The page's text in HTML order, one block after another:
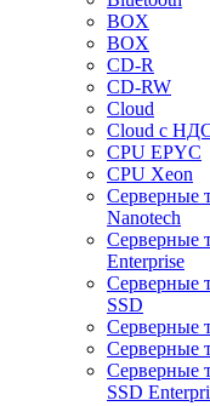
BOX
BOX
CD-R
CD-RW
Cloud
Cloud с
CPU EPYC
CPU Xeon
Cерверные
Nanotech
Cерверные
Enterprise
Cерверные
SSD
Cерверные
Cерверные
Cерверные
SSD